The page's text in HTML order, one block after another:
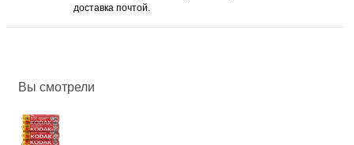
доставка почтой.
Вы смотрели